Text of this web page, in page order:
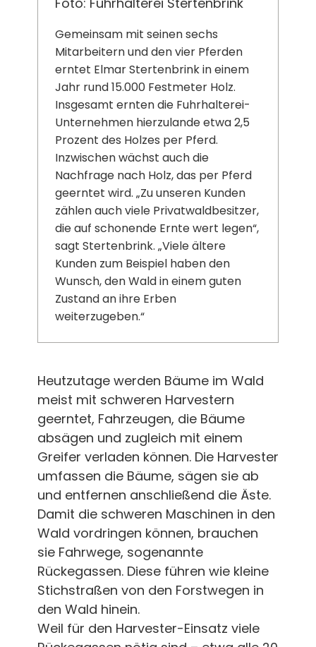
Gemeinsam mit seinen sechs
Mitarbeitern und den vier Pferden
erntet Elmar Stertenbrink in einem
Jahr rund 15.000 Festmeter Holz.
Insgesamt ernten die Fuhrhalterei-
Unternehmen hierzulande etwa 2,5
Prozent des Holzes per Pferd.
Inzwischen wächst auch die
Nachfrage nach Holz, das per Pferd
geerntet wird. „Zu unseren Kunden
zählen auch viele Privatwaldbesitzer,
die auf schonende Ernte wert legen“,
sagt Stertenbrink. „Viele ältere
Kunden zum Beispiel haben den
Wunsch, den Wald in einem guten
Zustand an ihre Erben
weiterzugeben.“
Heutzutage werden Bäume im Wald
meist mit schweren Harvestern
geerntet, Fahrzeugen, die Bäume
absägen und zugleich mit einem
Greifer verladen können. Die Harvester
umfassen die Bäume, sägen sie ab
und entfernen anschließend die Äste.
Damit die schweren Maschinen in den
Wald vordringen können, brauchen
sie Fahrwege, sogenannte
Rückegassen. Diese führen wie kleine
Stichstraßen von den Forstwegen in
den Wald hinein.
Weil für den Harvester-Einsatz viele